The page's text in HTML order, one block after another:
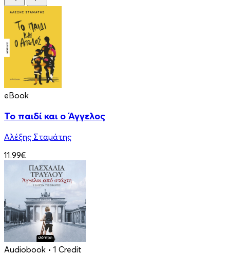
eBook
Το παιδί και ο Άγγελος
Αλέξης Σταμάτης
11.99€
Audiobook • 1 Credit